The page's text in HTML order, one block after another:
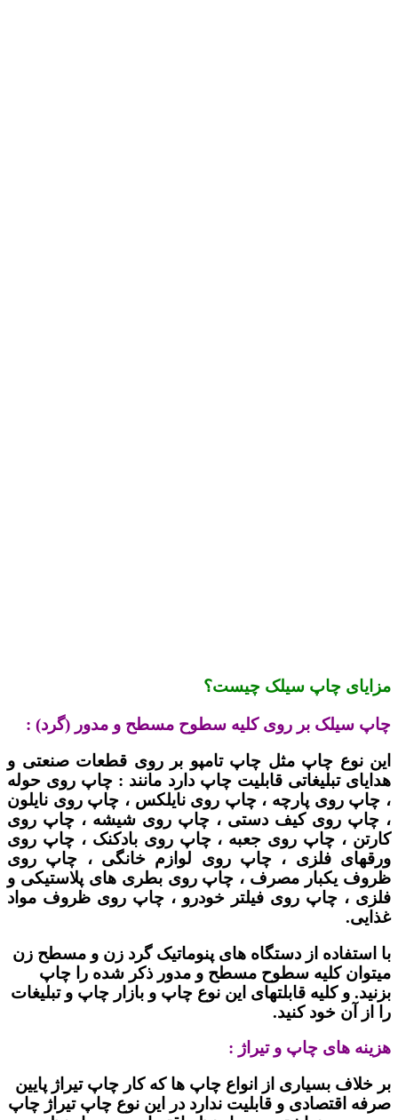
مزایای چاپ سیلک چیست؟
چاپ سیلک بر روی کلیه سطوح مسطح و مدور (گرد) :
این نوع چاپ مثل چاپ تامپو بر روی قطعات صنعتی و
هدایای تبلیغاتی قابلیت چاپ دارد مانند : چاپ روی حوله
، چاپ روی پارچه ، چاپ روی نایلکس ، چاپ روی نایلون
، چاپ روی کیف دستی ، چاپ روی شیشه ، چاپ روی
کارتن ، چاپ روی جعبه ، چاپ روی بادکنک ، چاپ روی
ورقهای فلزی ، چاپ روی لوازم خانگی ، چاپ روی
ظروف یکبار مصرف ، چاپ روی بطری های پلاستیکی و
فلزی ، چاپ روی فیلتر خودرو ، چاپ روی ظروف مواد
غذایی.
با استفاده از دستگاه های پنوماتیک گرد زن و مسطح زن
میتوان کلیه سطوح مسطح و مدور ذکر شده را چاپ
بزنید. و کلیه قابلتهای این نوع چاپ و بازار چاپ و تبلیغات
را از آن خود کنید.
هزینه های چاپ و تیراژ :
بر خلاف بسیاری از انواع چاپ ها که کار چاپ تیراژ پایین
صرفه اقتصادی و قابلیت ندارد در این نوع چاپ تیراژ چاپ